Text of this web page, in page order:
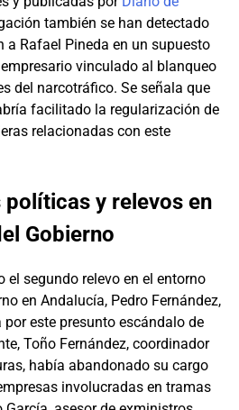
también se han detectado
Rafael Pineda en un supuesto
vinculado al blanqueo
del narcotráfico. Se señala que
facilitado la regularización de
relacionadas con este
políticas y relevos en
Gobierno
el segundo relevo en el entorno
en Andalucía, Pedro Fernández,
este presunto escándalo de
Toño Fernández, coordinador
había abandonado su cargo
involucradas en tramas